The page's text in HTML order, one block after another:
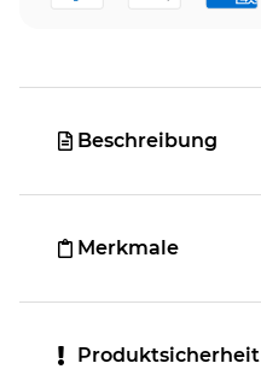
Beschreibung
Merkmale
Produktsicherheit